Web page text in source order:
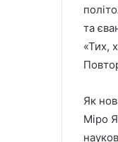
та
«Тих,
Як
Міро